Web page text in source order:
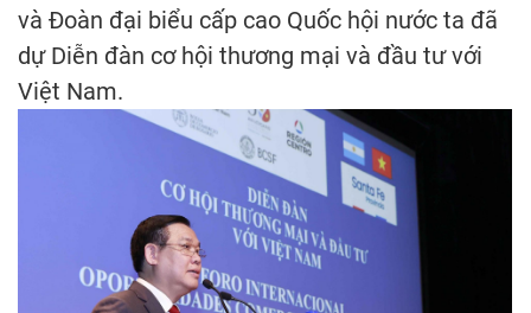
và Đoàn đại biểu cấp cao Quốc hội nước ta đã
dự Diễn đàn cơ hội thương mại và đầu tư với
Việt Nam.